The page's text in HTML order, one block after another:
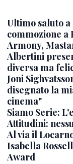
Ultimo saluto
commozione a
Armony,
Albertini
diversa ma
Joni
disegnato la
cinema"
Siamo Serie:
Attitudini:
Al via il
Isabella
Award